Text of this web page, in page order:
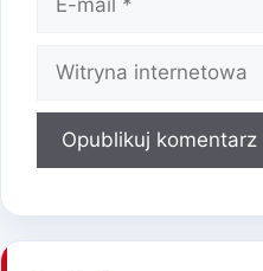
Witryna